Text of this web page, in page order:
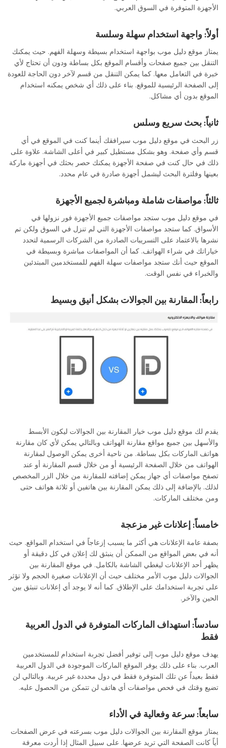
الأجهزة المتوفرة في السوق العربي.
أولاً: واجهة استخدام سهلة وسلسة
يمتاز موقع دليل موب بواجهة استخدام بسيطة وسهلة الفهم. حيث يمكنك
التنقل بين جميع صفحات وأقسام الموقع بكل بساطة ودون أن تحتاج لأي
خبرة في التعامل معها. كما يمكن التنقل من قسم لآخر دون الحاجة للعودة
إلى الصفحة الرئيسية للموقع. بناء على ذلك أي شخص يمكنه استخدام
الموقع بدون أي مشاكل.
ثانياً: بحث سريع وسلس
زر البحث في موقع دليل موب سيرافقك أينما كنت في الموقع في أي
قسم وأي صفحة. وهو بشكل مستطيل كبير في أعلى الشاشة. علاوة على
ذلك في حال كنت في صفحة الأجهزة يمكنك حصر بحثك في أجهزة ماركة
بعينها وفلترة البحث ليشمل أجهزة صادرة في عام محدد.
ثالثاً: مواصفات شاملة ومباشرة لجميع الأجهزة
في موقع دليل موب ستجد مواصفات جميع الأجهزة فور نزولها في
الأسواق. كما ستجد مواصفات الأجهزة التي لم تنزل في السوق ولكن تم
نشرها بالاعتماد على التسريبات الصادرة من الشركات الرسمية لتحدد
خياراتك في شراء الهواتف. كما أن المواصفات مباشرة وبسيطة في
الموقع حيث أنك ستجد مواصفات سهلة الفهم للمستخدمين المبتدئين
والخبراء في نفس الوقت.
رابعاً: المقارنة بين الجوالات بشكل أنيق وبسيط
يقدم لك موقع دليل موب خيار المقارنة بين الجوالات ليكون الأبسط
والأسهل بين جميع مواقع مقارنة الهواتف وبالتالي يمكن لأي كان مقارنة
هواتف الماركات بكل بساطة. من ناحية أخرى يمكن الوصول لمقارنة
الهواتف من خلال الصفحة الرئيسية أو من خلال قسم المقارنة أو عند
تصفح مواصفات أي جهاز يمكن إضافته للمقارنة من خلال الزر المخصص
لذلك. بالإضافة إلى ذلك يمكن المقارنة بين هاتفين أو ثلاثة هواتف حتى
ومن مختلف الماركات.
خامساً: إعلانات غير مزعجة
بصفة عامة الإعلانات هي أكثر ما يسبب إزعاجاً في استخدام المواقع. حيث
أنه في بعض المواقع من الممكن أن ينبثق لك إعلان في كل دقيقة أو
يظهر أحد الإعلانات ليغطي الشاشة بالكامل. في موقع المقارنة بين
الجوالات دليل موب الأمر مختلف حيث أن الإعلانات صغيرة الحجم ولا تؤثر
على تجربة استخدامك على الإطلاق. كما أنه لا يوجد أي إعلانات تنبثق بين
الحين والآخر.
سادساً: استهداف الماركات المتوفرة في الدول العربية
فقط
يهدف موقع دليل موب إلى توفير أفضل تجربة استخدام للمستخدمين
العرب. بناء على ذلك يوفر الموقع الماركات الموجودة في الدول العربية
فقط بعيداً عن تلك المتوفرة فقط في دول محددة غير عربية. وبالتالي لن
تضيع وقتك في فحص مواصفات أي هاتف لن تتمكن من الحصول عليه.
سابعاً: سرعة وفعالية في الأداء
يمتاز موقع المقارنة بين الجوالات دليل موب بسرعته في عرض الصفحات
أياً كانت الصفحة التي تريد عرضها. على سبيل المثال إذا أردت معرفة